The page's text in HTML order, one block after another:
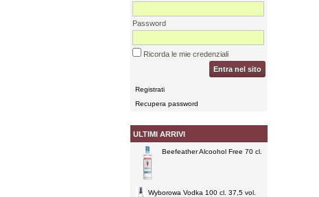
Password
Ricorda le mie credenziali
Entra nel sito
Registrati
Recupera password
ULTIMI ARRIVI
Beefeather Alcoohol Free 70 cl.
Wyborowa Vodka 100 cl. 37,5 vol.